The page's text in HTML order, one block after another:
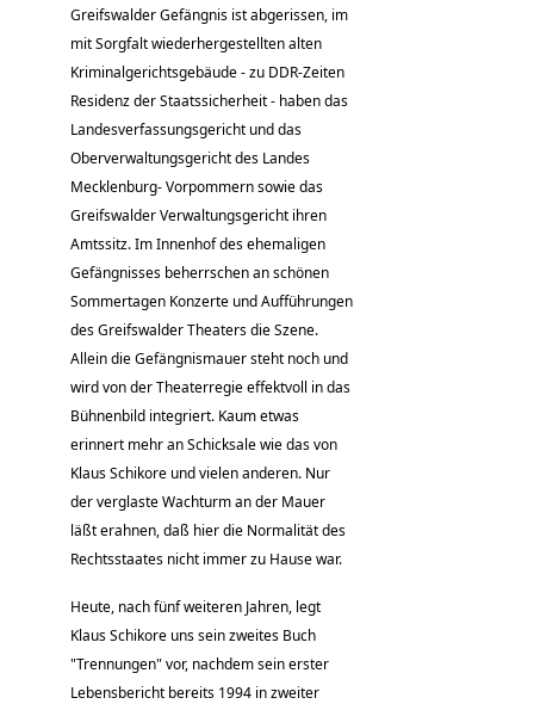
Greifswalder Gefängnis ist abgerissen, im
mit Sorgfalt wiederhergestellten alten
Kriminalgerichtsgebäude - zu DDR-Zeiten
Residenz der Staatssicherheit - haben das
Landesverfassungsgericht und das
Oberverwaltungsgericht des Landes
Mecklenburg- Vorpommern sowie das
Greifswalder Verwaltungsgericht ihren
Amtssitz. Im Innenhof des ehemaligen
Gefängnisses beherrschen an schönen
Sommertagen Konzerte und Aufführungen
des Greifswalder Theaters die Szene.
Allein die Gefängnismauer steht noch und
wird von der Theaterregie effektvoll in das
Bühnenbild integriert. Kaum etwas
erinnert mehr an Schicksale wie das von
Klaus Schikore und vielen anderen. Nur
der verglaste Wachturm an der Mauer
läßt erahnen, daß hier die Normalität des
Rechtsstaates nicht immer zu Hause war.
Heute, nach fünf weiteren Jahren, legt
Klaus Schikore uns sein zweites Buch
"Trennungen" vor, nachdem sein erster
Lebensbericht bereits 1994 in zweiter